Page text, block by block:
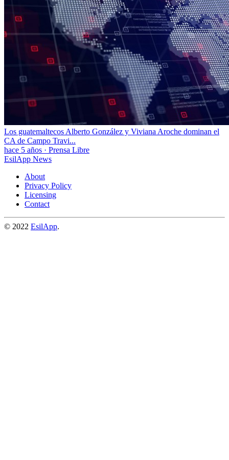
Los guatemaltecos Alberto González y Viviana Aroche dominan el
CA de Campo Travi...
hace 5 años · Prensa Libre
EsilApp News
About
Privacy Policy
Licensing
Contact
© 2022 EsilApp.